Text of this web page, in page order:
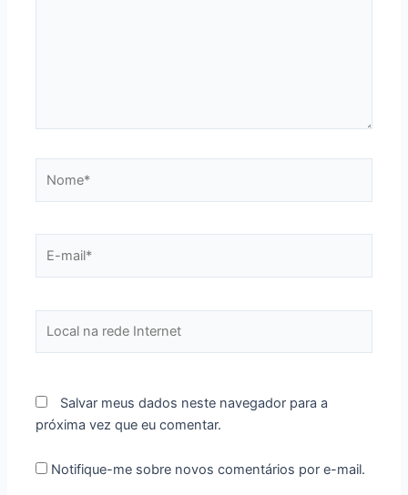
mail*
Salvar meus dados neste navegador para a
próxima vez que eu comentar.
Notifique-me sobre novos comentários por e-mail.